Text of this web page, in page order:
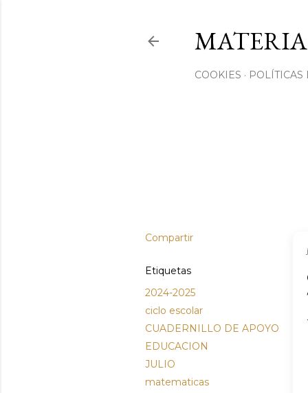
COOKIES
Compartir
Etiquetas
2024-2025
ciclo escolar
CUADERNILLO DE APOYO
EDUCACION
JULIO
matematicas